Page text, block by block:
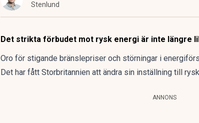
Stenlund
Det strikta förbudet mot rysk energi är inte längre
Oro för stigande bränslepriser och störningar i
Det har fått Storbritannien att ändra sin inställning till
ANNONS